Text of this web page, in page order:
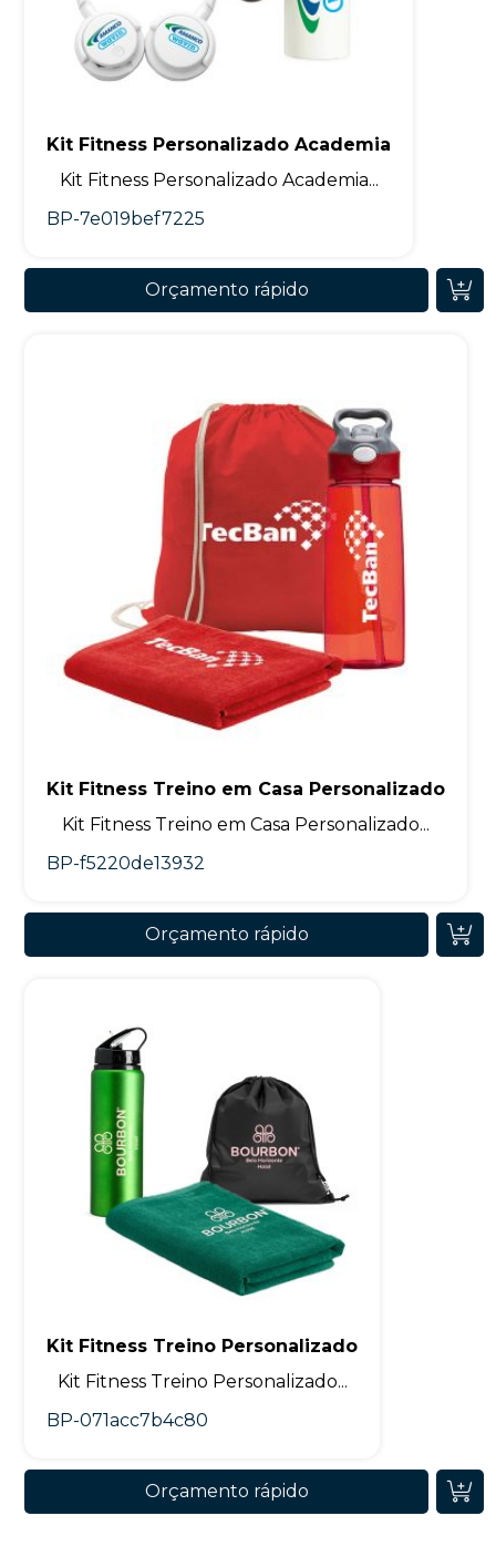
Kit Fitness Personalizado Academia
Kit Fitness Personalizado Academia...
BP-7e019bef7225
Orçamento rápido
Kit Fitness Treino em Casa Personalizado
Kit Fitness Treino em Casa Personalizado...
BP-f5220de13932
Orçamento rápido
Kit Fitness Treino Personalizado
Kit Fitness Treino Personalizado...
BP-071acc7b4c80
Orçamento rápido